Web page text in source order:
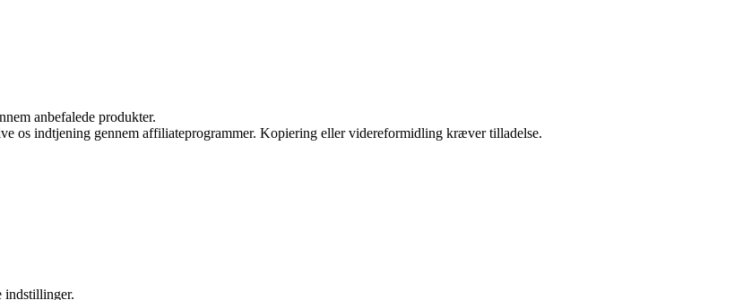
anbefalede produkter.
os indtjening gennem affiliateprogrammer. Kopiering eller videreformidling kræver tilladelse.
indstillinger.